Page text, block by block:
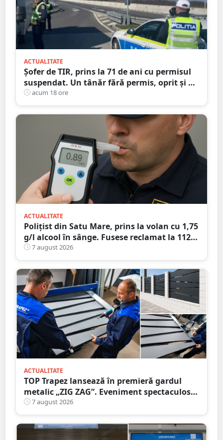
ACTUALITATE
Șofer de TIR, prins la 71 de ani cu permisul
suspendat. Un tânăr fără permis, oprit și el
la Petea
acum 18 ore
ACTUALITATE
Polițist din Satu Mare, prins la volan cu 1,75
g/l alcool în sânge. Fusese reclamat la 112
că circula pe contrasens
7 august 2026
ACTUALITATE
TOP Trapez lansează în premieră gardul
metalic „ZIG ZAG”. Eveniment spectaculos
în Grădina Romei
7 august 2026